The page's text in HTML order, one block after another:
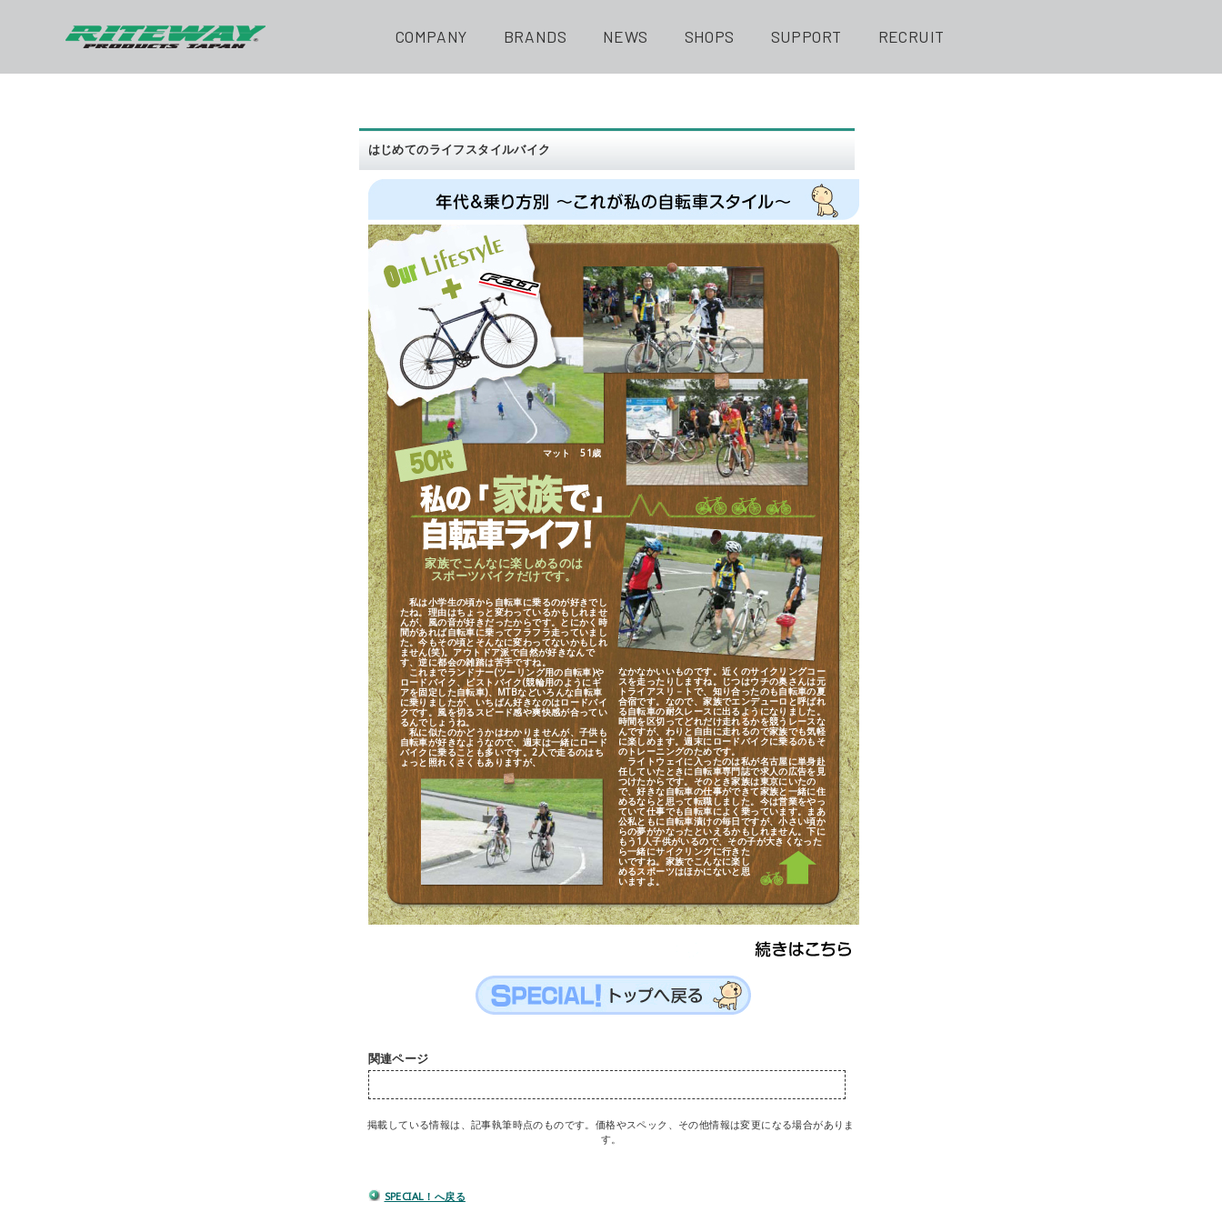
COMPANY BRANDS NEWS SHOPS SUPPORT RECRUIT
はじめてのライフスタイルバイク
マット 51歳
家族でこんなに楽しめるのは
スポーツバイクだけです。
私は小学生の頃から自転車に乗るのが好きでし
たね。理由はちょっと変わっているかもしれませ
んが、風の音が好きだったからです。とにかく時
間があれば自転車に乗ってフラフラ走っていまし
た。今もその頃とそんなに変わってないかもしれ
ません(笑)。アウトドア派で自然が好きなんで
す、逆に都会の雑踏は苦手ですね。
これまでランドナー(ツーリング用の自転車)や
ロードバイク、ピストバイク(競輪用のようにギ
アを固定した自転車)、MTBなどいろんな自転車
に乗りましたが、いちばん好きなのはロードバイ
クです。風を切るスピード感や爽快感が合ってい
るんでしょうね。
私に似たのかどうかはわかりませんが、子供も
自転車が好きなようなので、週末は一緒にロード
バイクに乗ることも多いです。2人で走るのはち
ょっと照れくさくもありますが、
なかなかいいものです。近くのサイクリングコー
スを走ったりしますね。じつはウチの奥さんは元
トライアスリ－トで、知り合ったのも自転車の夏
合宿です。なので、家族でエンデューロと呼ばれ
る自転車の耐久レースに出るようになりました。
時間を区切ってどれだけ走れるかを競うレースな
んですが、わりと自由に走れるので家族でも気軽
に楽しめます。週末にロードバイクに乗るのもそ
のトレーニングのためです。
ライトウェイに入ったのは私が名古屋に単身赴
任していたときに自転車専門誌で求人の広告を見
つけたからです。そのとき家族は東京にいたの
で、好きな自転車の仕事ができて家族と一緒に住
めるならと思って転職しました。今は営業をやっ
ていて仕事でも自転車によく乗っています。まあ
公私ともに自転車漬けの毎日ですが、小さい頃か
らの夢がかなったといえるかもしれません。下に
もう1人子供がいるので、その子が大きくなった
ら一緒にサイクリングに行きた
いですね。家族でこんなに楽し
めるスポーツはほかにないと思
いますよ。
関連ページ
掲載している情報は、記事執筆時点のものです。価格やスペック、その他情報は変更になる場合がありま
す。
SPECIAL！へ戻る